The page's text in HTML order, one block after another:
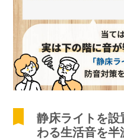
静床ライトを
わる生活音を半